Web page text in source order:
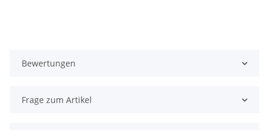
Bewertungen
Frage zum Artikel